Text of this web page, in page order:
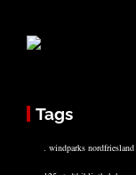
Tags
. windparks nordfriesland